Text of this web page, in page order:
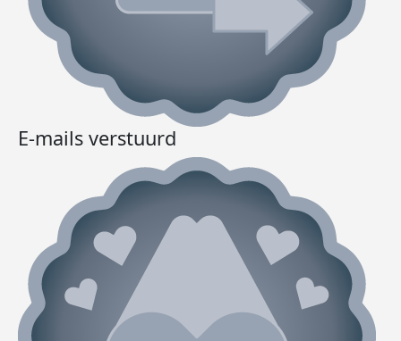
E-mails verstuurd